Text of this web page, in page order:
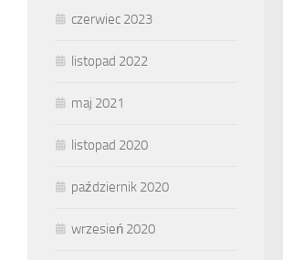
czerwiec 2023
listopad 2022
maj 2021
listopad 2020
październik 2020
wrzesień 2020